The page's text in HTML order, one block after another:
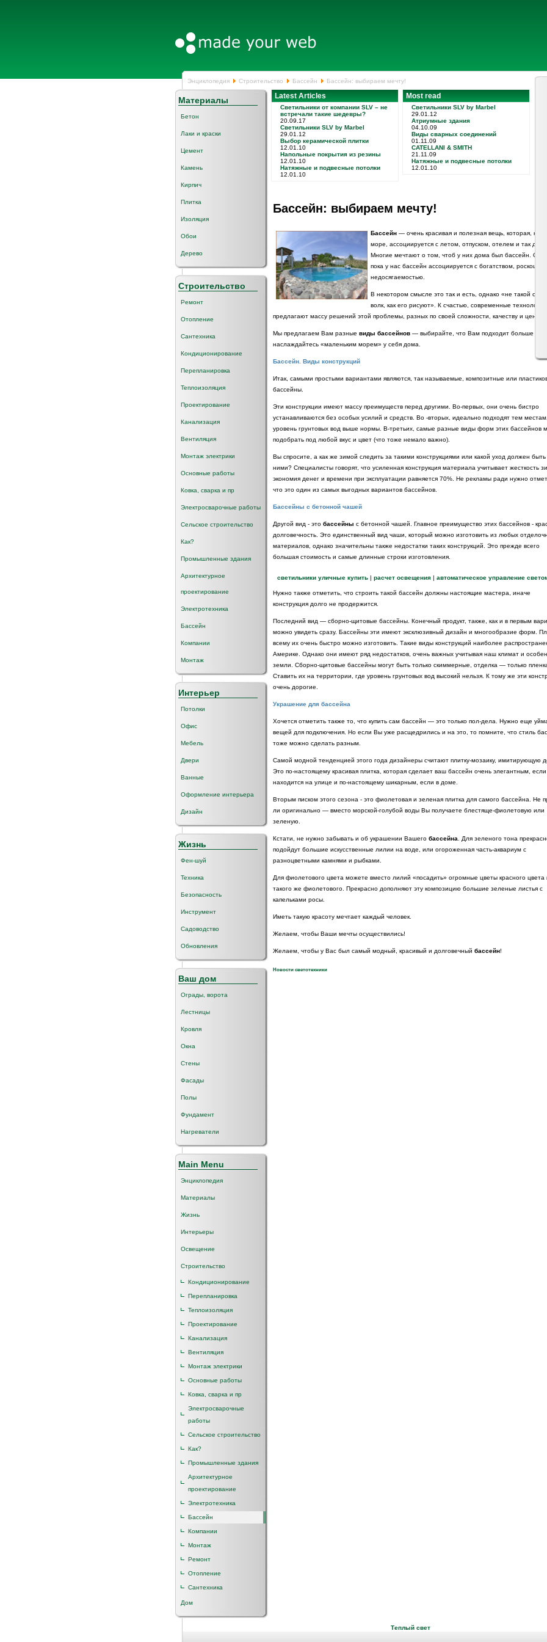
Энциклопедия Строительство Бассейн Бассейн: выбираем мечту!
Материалы
Бетон
Лаки и краски
Цемент
Камень
Кирпич
Плитка
Изоляция
Обои
Дерево
Строительство
Ремонт
Отопление
Сантехника
Кондиционирование
Перепланировка
Теплоизоляция
Проектирование
Канализация
Вентиляция
Монтаж электрики
Основные работы
Ковка, сварка и пр
Электросварочные работы
Сельское строительство
Как?
Промышленные здания
Архитектурное
проектирование
Электротехника
Бассейн
Компании
Монтаж
Интерьер
Потолки
Офис
Мебель
Двери
Ванные
Оформление интерьера
Дизайн
Жизнь
Фен-шуй
Техника
Безопасность
Инструмент
Садоводство
Обновления
Ваш дом
Ограды, ворота
Лестницы
Кровля
Окна
Стены
Фасады
Полы
Фундамент
Нагреватели
Main Menu
Энциклопедия
Материалы
Жизнь
Интерьеры
Освещение
Строительство
Кондиционирование
Перепланировка
Теплоизоляция
Проектирование
Канализация
Вентиляция
Монтаж электрики
Основные работы
Ковка, сварка и пр
Электросварочные
работы
Сельское строительство
Как?
Промышленные здания
Архитектурное
проектирование
Электротехника
Бассейн
Компании
Монтаж
Ремонт
Отопление
Сантехника
Дом
Latest Articles
Светильники от компании SLV – не
встречали такие шедевры?
20.09.17
Светильники SLV by Marbel
29.01.12
Выбор керамической плитки
12.01.10
Напольные покрытия из резины
12.01.10
Натяжные и подвесные потолки
12.01.10
Most read
Светильники SLV by Marbel
29.01.12
Атриумные здания
04.10.09
Виды сварных соединений
01.11.09
CATELLANI & SMITH
21.11.09
Натяжные и подвесные потолки
12.01.10
Бассейн: выбираем мечту!
Бассейн — очень красивая и полезная вещь, которая, как и
море, ассоциируется с летом, отпуском, отелем и так
Многие мечтают о том, чтоб у них дома был бассейн.
пока у нас бассейн ассоциируется с богатством, роскошью
недосягаемостью.
В некотором смысле это так и есть, однако «не такой
волк, как его рисуют». К счастью, современные технологии
предлагают массу решений этой проблемы, разных по своей сложности, качеству и цене.
Мы предлагаем Вам разные виды бассейнов — выбирайте, что Вам подходит больше
наслаждайтесь «маленьким морем» у себя дома.
Бассейн. Виды конструкций
Итак, самыми простыми вариантами являются, так называемые, композитные или
бассейны.
Эти конструкции имеют массу преимуществ перед другими. Во-первых, они очень бистро
устанавливаются без особых усилий и средств. Во -вторых, идеально подходят тем
уровень грунтовых вод выше нормы. В-третьих, самые разные виды форм этих бассейнов
подобрать под любой вкус и цвет (что тоже немало важно).
Вы спросите, а как же зимой следить за такими конструкциями или какой уход должен быть
ними? Специалисты говорят, что усиленная конструкция материала учитывает жесткость
экономия денег и времени при эксплуатации равняется 70%. Не рекламы ради нужно
что это один из самых выгодных вариантов бассейнов.
Бассейны с бетонной чашей
Другой вид - это бассейны с бетонной чашей. Главное преимущество этих бассейнов -
долговечность. Это единственный вид чаши, который можно изготовить из любых
материалов, однако значительны также недостатки таких конструкций. Это прежде всего
большая стоимость и самые длинные строки изготовления.
светильники уличные купить расчет освещения автоматическое управление
Нужно также отметить, что строить такой бассейн должны настоящие мастера, иначе
конструкция долго не продержится.
Последний вид — сборно-щитовые бассейны. Конечный продукт, также, как и в первым
можно увидеть сразу. Бассейны эти имеют эксклюзивный дизайн и многообразие форм.
всему их очень быстро можно изготовить. Такие виды конструкций наиболее
Америке. Однако они имеют ряд недостатков, очень важных учитывая наш климат и
земли. Сборно-щитовые бассейны могут быть только скиммерные, отделка — только
Ставить их на территории, где уровень грунтовых вод высокий нельзя. К тому же эти
очень дорогие.
Украшение для бассейна
Хочется отметить также то, что купить сам бассейн — это только пол-дела. Нужно еще
вещей для подключения. Но если Вы уже расщедрились и на это, то помните, что стиль
тоже можно сделать разным.
Самой модной тенденцией этого года дизайнеры считают плитку-мозаику, имитирующую
Это по-настоящему красивая плитка, которая сделает ваш бассейн очень элегантным,
находится на улице и по-настоящему шикарным, если в доме.
Вторым писком этого сезона - это фиолетовая и зеленая плитка для самого бассейна. Не
ли оригинально — вместо морской-голубой воды Вы получаете блестяще-фиолетовую или
зеленую.
Кстати, не нужно забывать и об украшении Вашего бассейна . Для зеленого тона
подойдут большие искусственные лилии на воде, или огороженная часть-аквариум с
разноцветными камнями и рыбками.
Для фиолетового цвета можете вместо лилий «посадить» огромные цветы красного цвета
такого же фиолетового. Прекрасно дополняют эту композицию большие зеленые листья с
капельками росы.
Иметь такую красоту мечтает каждый человек.
Желаем, чтобы Ваши мечты осуществились!
Желаем, чтобы у Вас был самый модный, красивый и долговечный бассейн!
Новости светотехники
Теплый свет